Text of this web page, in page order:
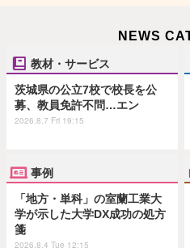
NEWS
教材・サービス
茨城県の公立7校で校長を公
募、教員免許不問…エン
2026.8.7 Fri 19:15
事例
「地方・単科」の室蘭工業大
学が示した大学DX成功の処方
箋
2026.8.4 Tue 12:15